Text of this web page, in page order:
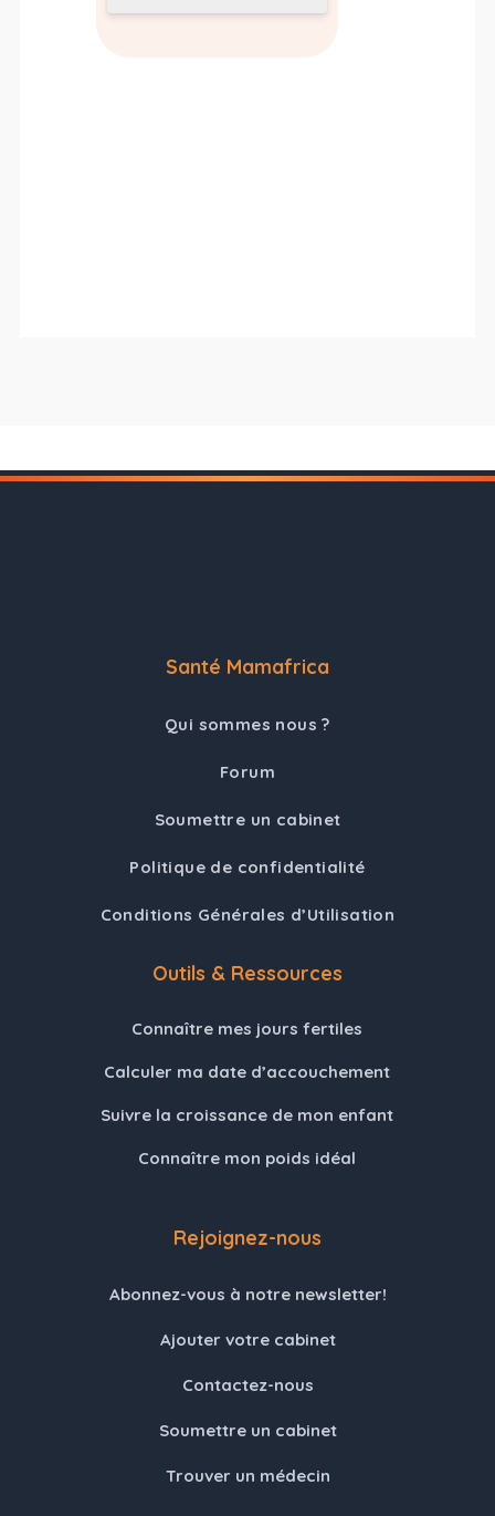
Santé Mamafrica
Qui sommes nous ?
Forum
Soumettre un cabinet
Politique de confidentialité
Conditions Générales d’Utilisation
Outils & Ressources
Connaître mes jours fertiles
Calculer ma date d’accouchement
Suivre la croissance de mon enfant
Connaître mon poids idéal
Rejoignez-nous
Abonnez-vous à notre newsletter!
Ajouter votre cabinet
Contactez-nous
Soumettre un cabinet
Trouver un médecin